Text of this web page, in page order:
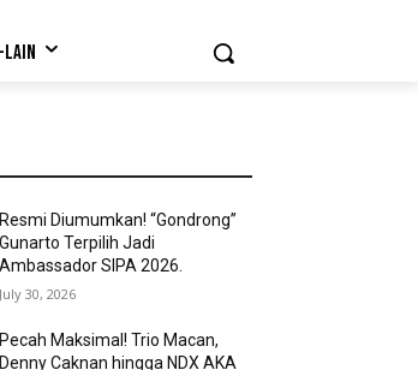
Resmi Diumumkan! “Gondrong”
Gunarto Terpilih Jadi
Ambassador SIPA 2026.
July 30, 2026
Pecah Maksimal! Trio Macan,
Denny Caknan hingga NDX AKA